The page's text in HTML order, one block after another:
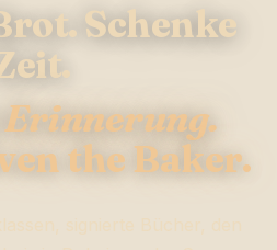
Schenke
Erinnerung.
the Baker.